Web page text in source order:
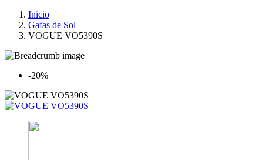
Inicio
Gafas de Sol
VOGUE VO5390S
-20%